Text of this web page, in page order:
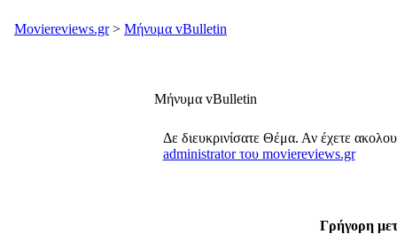
Moviereviews.gr> Μήνυμα vBulletin
Μήνυμα vBulletin
Δε διευκρινίσατε Θέμα. Αν έχετε
administrator του moviereviews.gr
Γρήγορη